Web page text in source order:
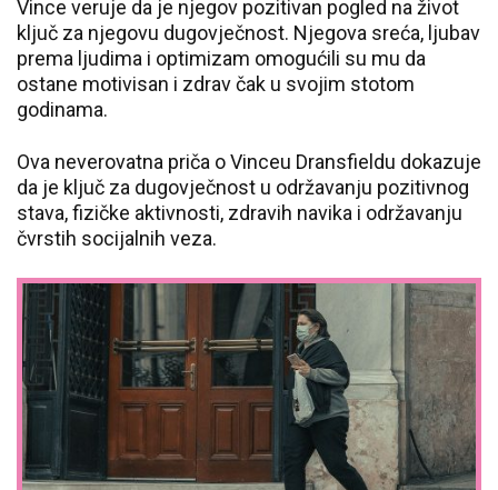
Vince veruje da je njegov pozitivan pogled na život
ključ za njegovu dugovječnost. Njegova sreća, ljubav
prema ljudima i optimizam omogućili su mu da
ostane motivisan i zdrav čak u svojim stotom
godinama.
Ova neverovatna priča o Vinceu Dransfieldu dokazuje
da je ključ za dugovječnost u održavanju pozitivnog
stava, fizičke aktivnosti, zdravih navika i održavanju
čvrstih socijalnih veza.